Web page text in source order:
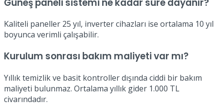
Kaliteli paneller 25 yıl, inverter cihazları ise ortalama 10 yıl
boyunca verimli çalışabilir.
Kurulum sonrası bakım maliyeti var mı?
Yıllık temizlik ve basit kontroller dışında ciddi bir bakım
maliyeti bulunmaz. Ortalama yıllık gider 1.000 TL
civarındadır.